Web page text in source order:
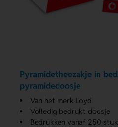
Pyramidetheezakje in
pyramidedoosje
Van het merk Loyd
Volledig bedrukt doosje
Bedrukken vanaf 250